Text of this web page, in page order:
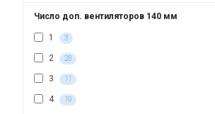
Число доп. вентиляторов 140 мм
1 3
2 28
3 11
4 19